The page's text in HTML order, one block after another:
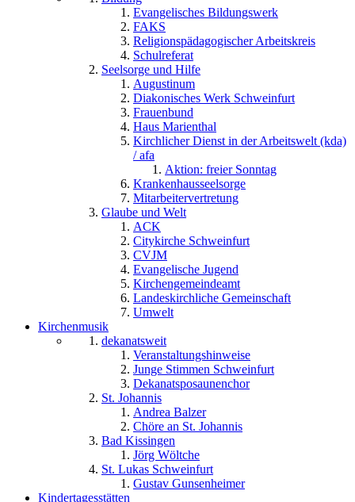
Evangelisches Bildungswerk
FAKS
Religionspädagogischer Arbeitskreis
Schulreferat
Seelsorge und Hilfe
Augustinum
Diakonisches Werk Schweinfurt
Frauenbund
Haus Marienthal
Kirchlicher Dienst in der Arbeitswelt (kda)
/ afa
Aktion: freier Sonntag
Krankenhausseelsorge
Mitarbeitervertretung
Glaube und Welt
ACK
Citykirche Schweinfurt
CVJM
Evangelische Jugend
Kirchengemeindeamt
Landeskirchliche Gemeinschaft
Umwelt
Kirchenmusik
dekanatsweit
Veranstaltungshinweise
Junge Stimmen Schweinfurt
Dekanatsposaunenchor
St. Johannis
Andrea Balzer
Chöre an St. Johannis
Bad Kissingen
Jörg Wöltche
St. Lukas Schweinfurt
Gustav Gunsenheimer
Kindertagesstätten